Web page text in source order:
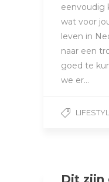
eenvoudig
wat voor
leven in
naar een
goed te
we er…
Dit zijn